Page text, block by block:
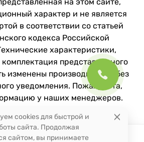
характер и не является
в соответствии со статьей
кодекса Российской
характеристики,
представленного
изменены производителем без
уведомления. Пожалуйста,
у наших менеджеров.
cookies для быстрой и
сайта. Продолжая
сайтом, вы принимаете